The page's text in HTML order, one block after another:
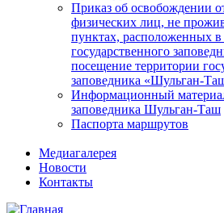
Приказ об освобождении
физических лиц, не
пунктах, расположенных в
государственного
посещение территории
заповедника «Шульган-
Информационный
заповедника Шульган-Таш
Паспорта маршрутов
Медиагалерея
Новости
Контакты